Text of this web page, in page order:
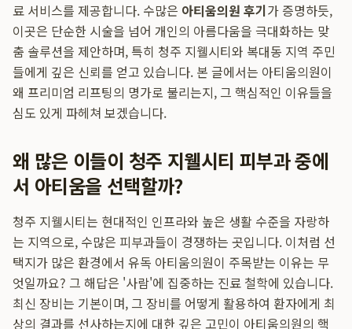
료 서비스를 제공합니다. 수많은 아티움의원 후기가 증명하듯,
이곳은 단순한 시술을 넘어 개인의 아름다움을 극대화하는 맞
춤 솔루션을 제안하며, 특히 청주 지웰시티와 복대동 지역 주민
들에게 깊은 신뢰를 얻고 있습니다. 본 글에서는 아티움의원이
왜 프리미엄 리프팅의 명가로 불리는지, 그 핵심적인 이유들을
심도 있게 파헤쳐 보겠습니다.
왜 많은 이들이 청주 지웰시티 피부과 중에
서 아티움을 선택할까?
청주 지웰시티는 현대적인 인프라와 높은 생활 수준을 자랑하
는 지역으로, 수많은 피부과들이 경쟁하는 곳입니다. 이처럼 선
택지가 많은 환경에서 유독 아티움의원이 주목받는 이유는 무
엇일까요? 그 해답은 '사람'에 집중하는 진료 철학에 있습니다.
최신 장비는 기본이며, 그 장비를 어떻게 활용하여 환자에게 최
상의 결과를 선사하는지에 대한 깊은 고민이 아티움의원의 핵